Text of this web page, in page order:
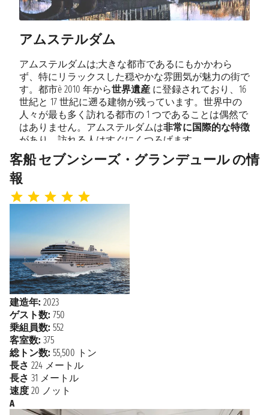
見つかりません - 23:00
2026年10月2日金曜日 終日航海
2026年10月3日土曜日
13:15 - 見つかりません
ボルドー
2026年10月4日日曜日
見つかりません - 見つか
りません
ボルドー
見つかりません - 15:00
7:00 - 18:00
2026年10月7日水曜日
2026年10月8日木曜日
8:00 - 17:00
2026年10月9日金曜日
7:00 17:00
アムステルダム
アムステルダムは;大きな都市であるにもかかわら
ず、特にリラックスした穏やかな雰囲気が魅力の街で
す。都市è 2010 年から世界遺産 に登録されており、16
世紀と 17 世紀に遡る建物が残っています。世界中の
人々が最も多く訪れる都市の 1 つであることは偶然で
はありません。アムステルダムは非常に国際的な特徴
があり、訪れる人はすぐにくつろげます。
地元の人々は自転車での移動が好きなので、自転車道
を尊重するように注意してください。市内には芝生や
噴水のある
満喫できます。都市è運河が流れており、その沿線に
はビールを楽しめる
る地元の人々も頻繁に訪れます。
間違いなく注目に値するのは
中から観光客が訪れるこの美術館では、最も有名な画
家の一人による膨大な作品コレクションを鑑賞できま
す。有名な。 4 月から 5 月にかけては、アムステルダ
ムから約 40 km 離れた世界最大の
ューケンホフ
港から直行するバスツアーが手配されます。この自然
の光景を楽しみましょう。
約 35 ヘクタールの庭園には、息を呑むほどの色彩豊
かな花々が咲き誇ります。都市èいつでもどこへでも
行けるトラムで完璧につながっているので、車は家に
置いて、せいぜい自転車をレンタルしましょう!
客船 セブンシーズ・グランデュール の情
報
建造年: 2023
ゲスト数: 750
乗組員数: 552
客室数: 375
総トン数: 55,500 トン
長さ 224 メートル
長さ 31 メートル
速度 20 ノット
A